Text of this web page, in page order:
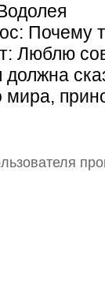
Почему
Люблю
должна
мира,